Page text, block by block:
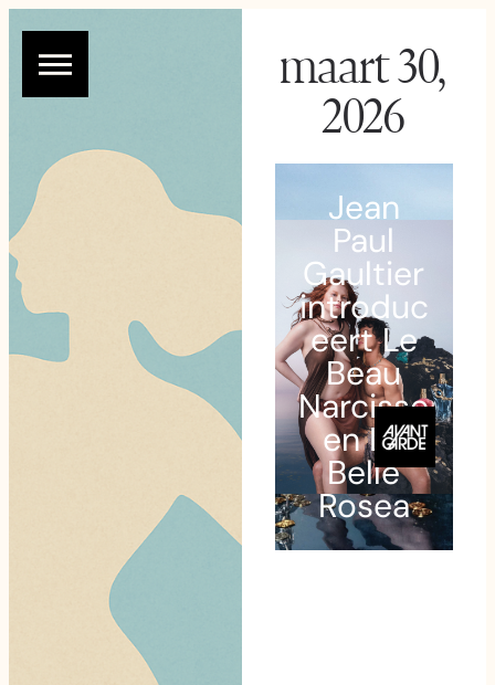
maart 30,
2026
Jean
Paul
Gaultier
introduc
eert Le
Beau
Narcisse
en La
Belle
Rosea